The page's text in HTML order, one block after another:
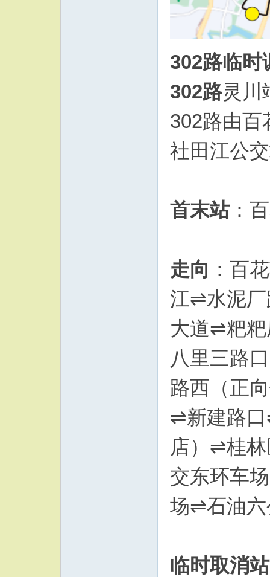
302路临时
302路灵川
302路由百
社田江公
首末站：
走向 ：百
江⇌水泥
大道⇌粑
八里三路
路西（正
⇌新建路
店）⇌桂
交东环车
场⇌石油
临时取消